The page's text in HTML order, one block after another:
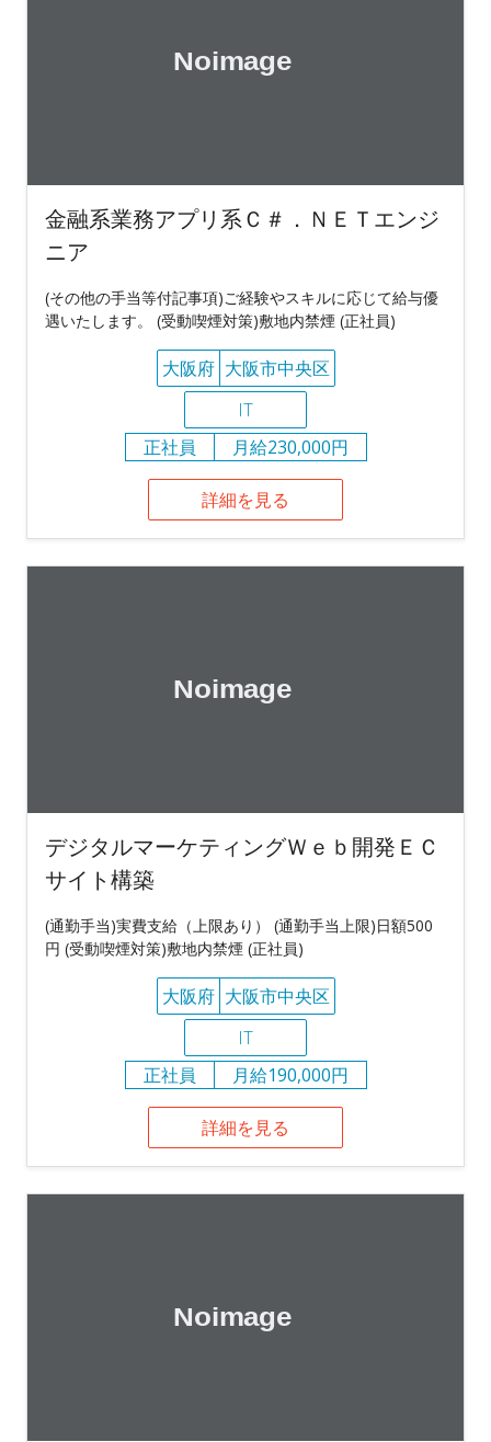
金融系業務アプリ系Ｃ＃．ＮＥＴエンジ
ニア
(その他の手当等付記事項)ご経験やスキルに応じて給与優
遇いたします。 (受動喫煙対策)敷地内禁煙 (正社員)
大阪府 大阪市中央区
IT
正社員
月給230,000円
詳細を見る
デジタルマーケティングＷｅｂ開発ＥＣ
サイト構築
(通勤手当)実費支給（上限あり） (通勤手当上限)日額500
円 (受動喫煙対策)敷地内禁煙 (正社員)
大阪府 大阪市中央区
IT
正社員
月給190,000円
詳細を見る